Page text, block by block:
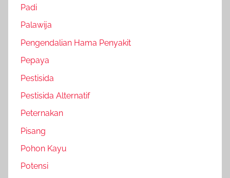
Padi
Palawija
Pengendalian Hama Penyakit
Pepaya
Pestisida
Pestisida Alternatif
Peternakan
Pisang
Pohon Kayu
Potensi